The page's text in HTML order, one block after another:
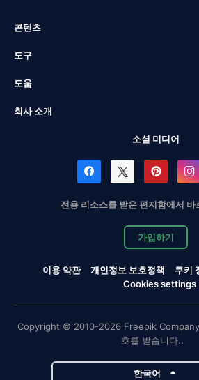
콘텐츠
도구
도움
회사 소개
소셜 미디어
전용 리소스를 받은 편지함에서 바
가입하기
이용 약관 개인정보 보호정책 쿠키
Cookies settings
Copyright © 2010-2026 Freepik Company
호를 받습니다..
한국어